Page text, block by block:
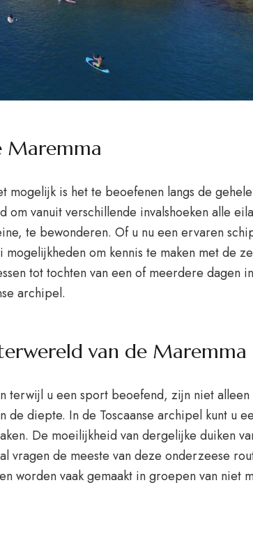
Maremma
mogelijk is het te beoefenen langs de gehele
vanuit verschillende invalshoeken alle
te bewonderen. Of u nu een ervaren
om kennis te maken met de
tot tochten van een of meerdere dagen
archipel.
van de Maremma
terwijl u een sport beoefend, zijn niet
diepte. In de Toscaanse archipel kunt u
De moeilijkheid van dergelijke duiken
de meeste van deze onderzeese
worden vaak gemaakt in groepen van niet